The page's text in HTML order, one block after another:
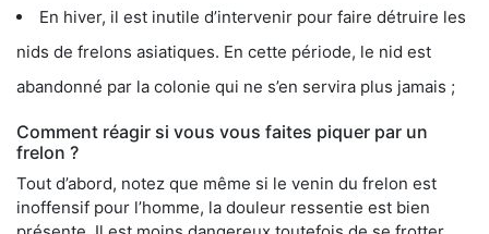
En hiver, il est inutile d’intervenir pour faire détruire les
nids de frelons asiatiques. En cette période, le nid est
abandonné par la colonie qui ne s’en servira plus jamais ;
Comment réagir si vous vous faites piquer par un
frelon ?
Tout d’abord, notez que même si le venin du frelon est
inoffensif pour l’homme, la douleur ressentie est bien